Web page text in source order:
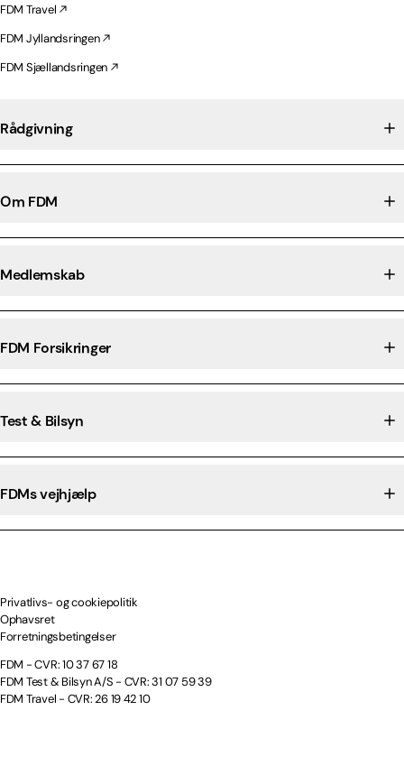
FDM Travel
FDM Jyllandsringen
FDM Sjællandsringen
Rådgivning
Om FDM
Medlemskab
FDM Forsikringer
Test & Bilsyn
FDMs vejhjælp
Privatlivs- og cookiepolitik
Ophavsret
Forretningsbetingelser
FDM - CVR: 10 37 67 18
FDM Test & Bilsyn A/S - CVR: 31 07 59 39
FDM Travel - CVR: 26 19 42 10